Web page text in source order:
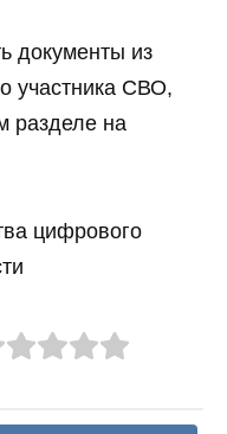
документы из
участника СВО,
разделе на
цифрового